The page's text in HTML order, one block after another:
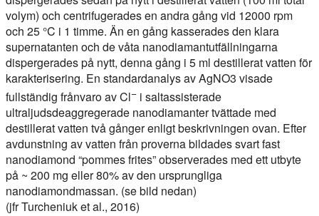
volym) och centrifugerades en andra gång vid 12000 rpm
och 25 °C i 1 timme. Än en gång kasserades den klara
supernatanten och de våta nanodiamantutfällningarna
dispergerades på nytt, denna gång i 5 ml destillerat vatten för
karakterisering. En standardanalys av AgNO3 visade
fullständig frånvaro av Cl− i saltassisterade
ultraljudsdeaggregerade nanodiamanter tvättade med
destillerat vatten två gånger enligt beskrivningen ovan. Efter
avdunstning av vatten från proverna bildades svart fast
nanodiamond “pommes frites” observerades med ett utbyte
på ~ 200 mg eller 80% av den ursprungliga
nanodiamondmassan. (se bild nedan)
(jfr Turcheniuk et al., 2016)